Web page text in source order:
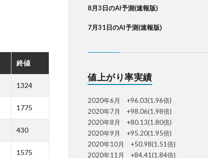
終値
1324
1775
430
1575
8月3日のAI予測(速報版)
7月31日のAI予測(速報版)
値上がり率実績
2020年6月 +96.03(1.96倍)
2020年7月 +98.06(1.98倍)
2020年8月 +80.13(1.80倍)
2020年9月 +95.20(1.95倍)
2020年10月 +50.98(1.51倍)
2020年11月 +84.41(1.84倍)